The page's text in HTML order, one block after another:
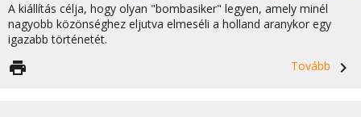
A kiállítás célja, hogy olyan "bombasiker" legyen, amely minél
nagyobb közönséghez eljutva elmeséli a holland aranykor egy
igazabb történetét.
Tovább
navigate_next
print